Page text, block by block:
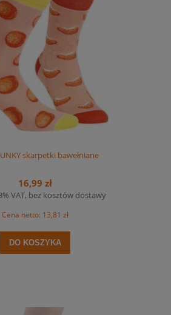
skarpetki bawełniane
16,99 zł
VAT, bez kosztów dostawy
Cena netto: 13,81 zł
DO KOSZYKA